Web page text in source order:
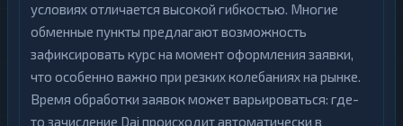
условиях отличается высокой гибкостью. Многие
обменные пункты предлагают возможность
зафиксировать курс на момент оформления заявки,
что особенно важно при резких колебаниях на рынке.
Время обработки заявок может варьироваться: где-
то зачисление Dai происходит автоматически в